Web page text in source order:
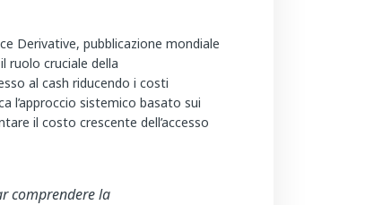
Derivative, pubblicazione mondiale
ruolo cruciale della
al cash riducendo i costi
l’approccio sistemico basato sui
il costo crescente dell’accesso
comprendere la